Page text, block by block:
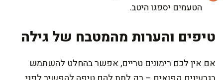
הטעמים יספגו היטב.
טיפים והערות מהמטבח של גילה
אם אין לכם רימונים טריים, אפשר בהחלט להשתמש